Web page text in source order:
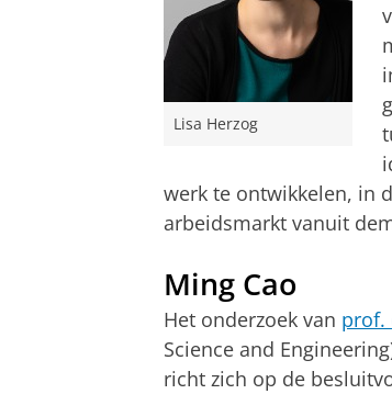
Lisa Herzog
werk te ontwikkelen, in
arbeidsmarkt vanuit
Ming Cao
Het onderzoek van prof.
Science and
richt zich op de